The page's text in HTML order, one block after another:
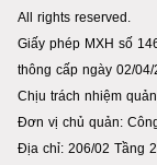
All rights reserved.
Giấy phép MXH số
thông cấp ngày 02/04/
Chịu trách nhiệm
Đơn vị chủ quản:
Địa chỉ: 206/02 Tầng